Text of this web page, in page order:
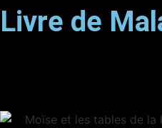
Livre de